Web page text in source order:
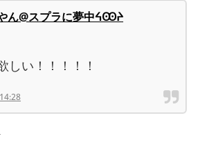
ん@スプラに夢中ᔦꙬᔨ
しい！！！！！